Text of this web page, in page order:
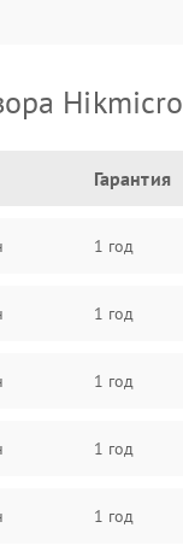
Hikmicro
Гарантия
1 год
1 год
1 год
1 год
1 год